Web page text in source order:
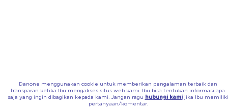
Danone menggunakan cookie untuk memberikan pengalaman terbaik dan
transparan ketika Ibu mengakses situs web kami. Ibu bisa tentukan informasi apa
saja yang ingin dibagikan kepada kami. Jangan ragu hubungi kamijika Ibu memiliki
pertanyaan/komentar.